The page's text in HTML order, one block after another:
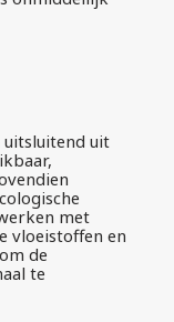
uitsluitend uit
met
vloeistoffen en
de
te